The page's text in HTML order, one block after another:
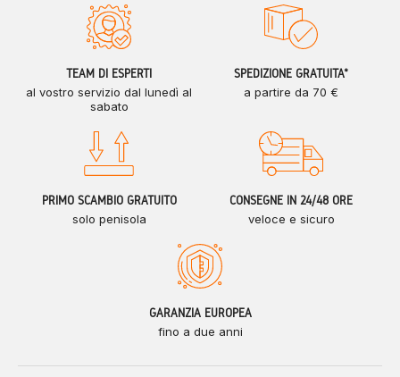
TEAM DI ESPERTI
al vostro servizio dal lunedì al
sabato
SPEDIZIONE GRATUITA*
a partire da 70 €
PRIMO SCAMBIO GRATUITO
solo penisola
CONSEGNE IN 24/48 ORE
veloce e sicuro
GARANZIA EUROPEA
fino a due anni